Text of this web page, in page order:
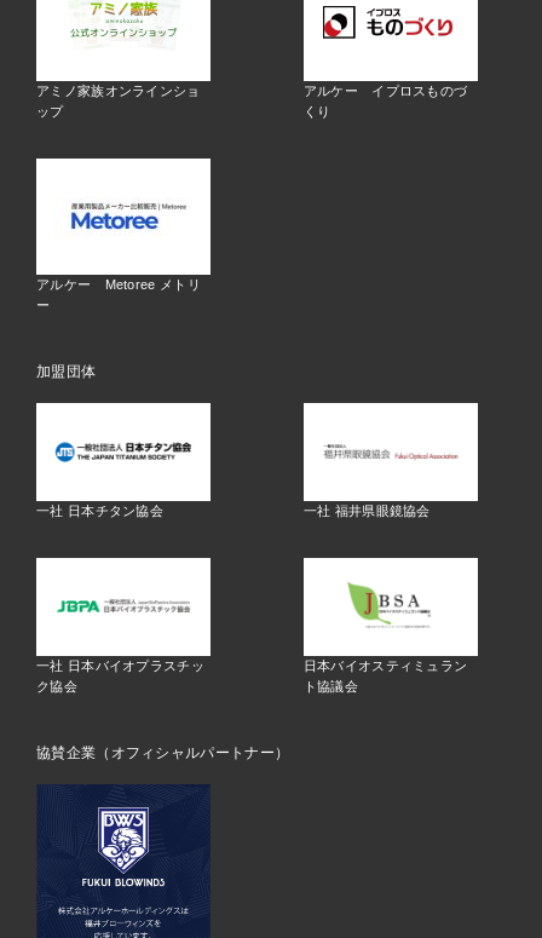
アミノ家族オンラインショ
ップ
アルケー イプロスものづ
くり
アルケー Metoree メトリ
ー
加盟団体
一社 日本チタン協会 一社 福井県眼鏡協会
一社 日本バイオプラスチッ
ク協会
日本バイオスティミュラン
ト協議会
協賛企業（オフィシャルパートナー）